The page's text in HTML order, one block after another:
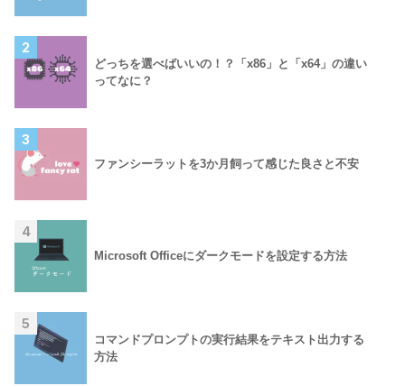
2
どっちを選べばいいの！？「x86」と「x64」の違い
ってなに？
3
ファンシーラットを3か月飼って感じた良さと不安
4
Microsoft Officeにダークモードを設定する方法
5
コマンドプロンプトの実行結果をテキスト出力する
方法